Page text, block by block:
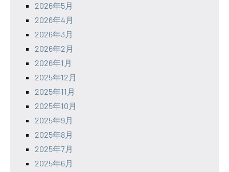
2026年5月
2026年4月
2026年3月
2026年2月
2026年1月
2025年12月
2025年11月
2025年10月
2025年9月
2025年8月
2025年7月
2025年6月